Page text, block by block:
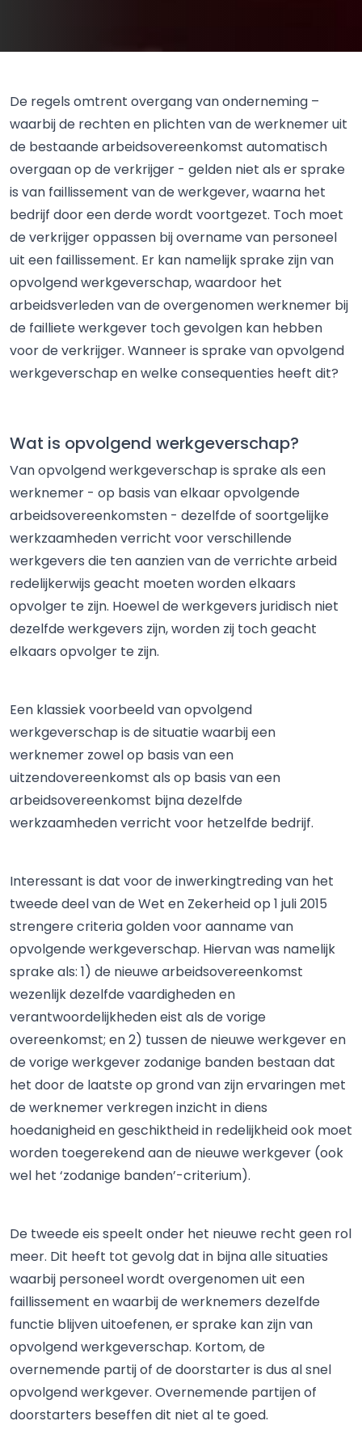
De regels omtrent overgang van onderneming –
waarbij de rechten en plichten van de werknemer uit
de bestaande arbeidsovereenkomst automatisch
overgaan op de verkrijger - gelden niet als er sprake
is van faillissement van de werkgever, waarna het
bedrijf door een derde wordt voortgezet. Toch moet
de verkrijger oppassen bij overname van personeel
uit een faillissement. Er kan namelijk sprake zijn van
opvolgend werkgeverschap, waardoor het
arbeidsverleden van de overgenomen werknemer bij
de failliete werkgever toch gevolgen kan hebben
voor de verkrijger. Wanneer is sprake van opvolgend
werkgeverschap en welke consequenties heeft dit?
Wat is opvolgend werkgeverschap?
Van opvolgend werkgeverschap is sprake als een
werknemer - op basis van elkaar opvolgende
arbeidsovereenkomsten - dezelfde of soortgelijke
werkzaamheden verricht voor verschillende
werkgevers die ten aanzien van de verrichte arbeid
redelijkerwijs geacht moeten worden elkaars
opvolger te zijn. Hoewel de werkgevers juridisch niet
dezelfde werkgevers zijn, worden zij toch geacht
elkaars opvolger te zijn.
Een klassiek voorbeeld van opvolgend
werkgeverschap is de situatie waarbij een
werknemer zowel op basis van een
uitzendovereenkomst als op basis van een
arbeidsovereenkomst bijna dezelfde
werkzaamheden verricht voor hetzelfde bedrijf.
Interessant is dat voor de inwerkingtreding van het
tweede deel van de Wet en Zekerheid op 1 juli 2015
strengere criteria golden voor aanname van
opvolgende werkgeverschap. Hiervan was namelijk
sprake als: 1) de nieuwe arbeidsovereenkomst
wezenlijk dezelfde vaardigheden en
verantwoordelijkheden eist als de vorige
overeenkomst; en 2) tussen de nieuwe werkgever en
de vorige werkgever zodanige banden bestaan dat
het door de laatste op grond van zijn ervaringen met
de werknemer verkregen inzicht in diens
hoedanigheid en geschiktheid in redelijkheid ook moet
worden toegerekend aan de nieuwe werkgever (ook
wel het ‘zodanige banden’-criterium).
De tweede eis speelt onder het nieuwe recht geen rol
meer. Dit heeft tot gevolg dat in bijna alle situaties
waarbij personeel wordt overgenomen uit een
faillissement en waarbij de werknemers dezelfde
functie blijven uitoefenen, er sprake kan zijn van
opvolgend werkgeverschap. Kortom, de
overnemende partij of de doorstarter is dus al snel
opvolgend werkgever. Overnemende partijen of
doorstarters beseffen dit niet al te goed.